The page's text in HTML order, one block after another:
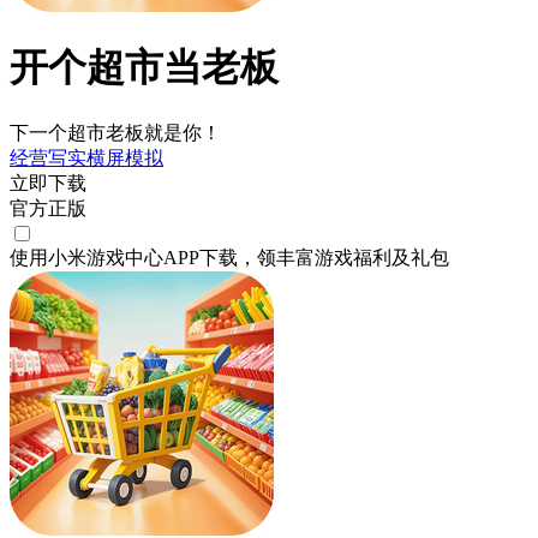
开个超市当老板
下一个超市老板就是你！
经营写实横屏模拟
立即下载
官方正版
使用小米游戏中心APP下载 ，领丰富游戏福利 及礼包